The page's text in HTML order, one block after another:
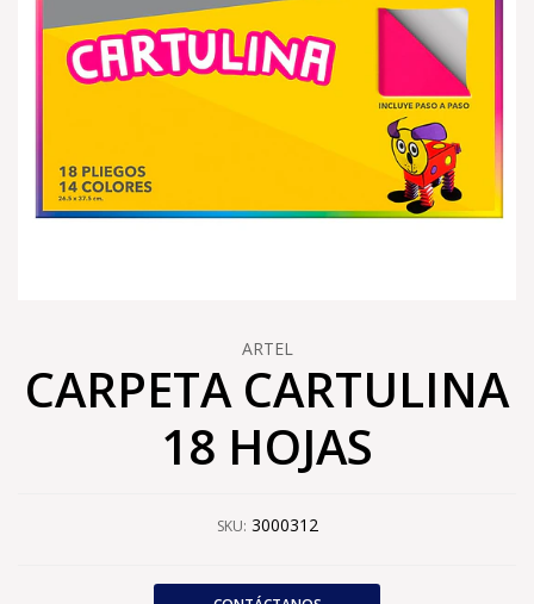
ARTEL
CARPETA CARTULINA
18 HOJAS
SKU: 3000312